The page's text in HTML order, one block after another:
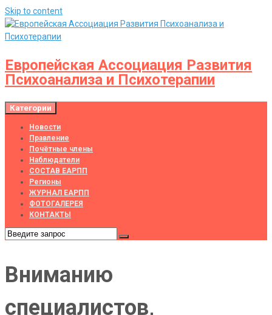
Skip to content
Европейская Ассоциация Развития
Психоанализа и Психотерапии
Категории
Новости
Правление
Почётные члены
Наблюдатели
СОСТАВ ЕАРПП
Регионы
ЖУРНАЛ ЕАРПП
ФОТОГАЛЕРЕЯ
КОНТАКТЫ
Вниманию
специалистов,